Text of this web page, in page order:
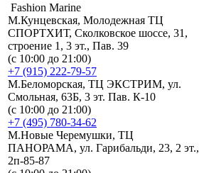
Fashion Marine
М.Кунцевская, Молодежная ТЦ
СПОРТХИТ, Сколковское шоссе, 31,
строение 1, 3 эт., Пав. 39
(с 10:00 до 21:00)
+7 (915) 222-79-57
М.Беломорская, ТЦ ЭКСТРИМ, ул.
Смольная, 63Б, 3 эт. Пав. К-10
(с 10:00 до 21:00)
+7 (495) 780-34-62
М.Новые Черемушки, ТЦ
ПАНОРАМА, ул. Гарибальди, 23, 2 эт.,
2п-85-87